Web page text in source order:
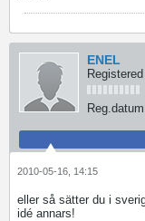
ENEL
2010-05-16, 14:15
eller så sätter du i
idé annars!